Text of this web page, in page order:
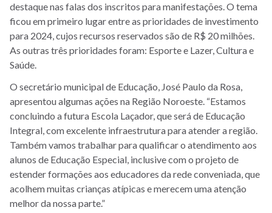
destaque nas falas dos inscritos para manifestações. O tema
ficou em primeiro lugar entre as prioridades de investimento
para 2024, cujos recursos reservados são de R$ 20 milhões.
As outras três prioridades foram: Esporte e Lazer, Cultura e
Saúde.
O secretário municipal de Educação, José Paulo da Rosa,
apresentou algumas ações na Região Noroeste. “Estamos
concluindo a futura Escola Laçador, que será de Educação
Integral, com excelente infraestrutura para atender a região.
Também vamos trabalhar para qualificar o atendimento aos
alunos de Educação Especial, inclusive com o projeto de
estender formações aos educadores da rede conveniada, que
acolhem muitas crianças atípicas e merecem uma atenção
melhor da nossa parte.”